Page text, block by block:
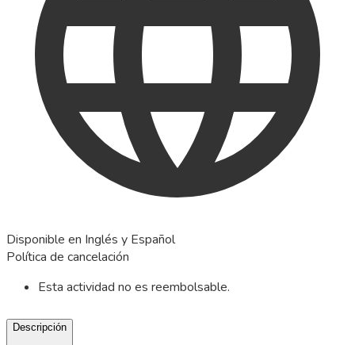
Disponible en Inglés y Español
Política de cancelación
Esta actividad no es reembolsable.
Descripción